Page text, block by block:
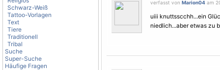
Schwarz-Weiß
Tattoo-Vorlagen
Text
Tiere
Traditionell
Tribal
Suche
Super-Suche
Häufige Fragen
verfasst von Marion04 am
uiii knuttsscchh...ein
niedlich...aber etwas zu